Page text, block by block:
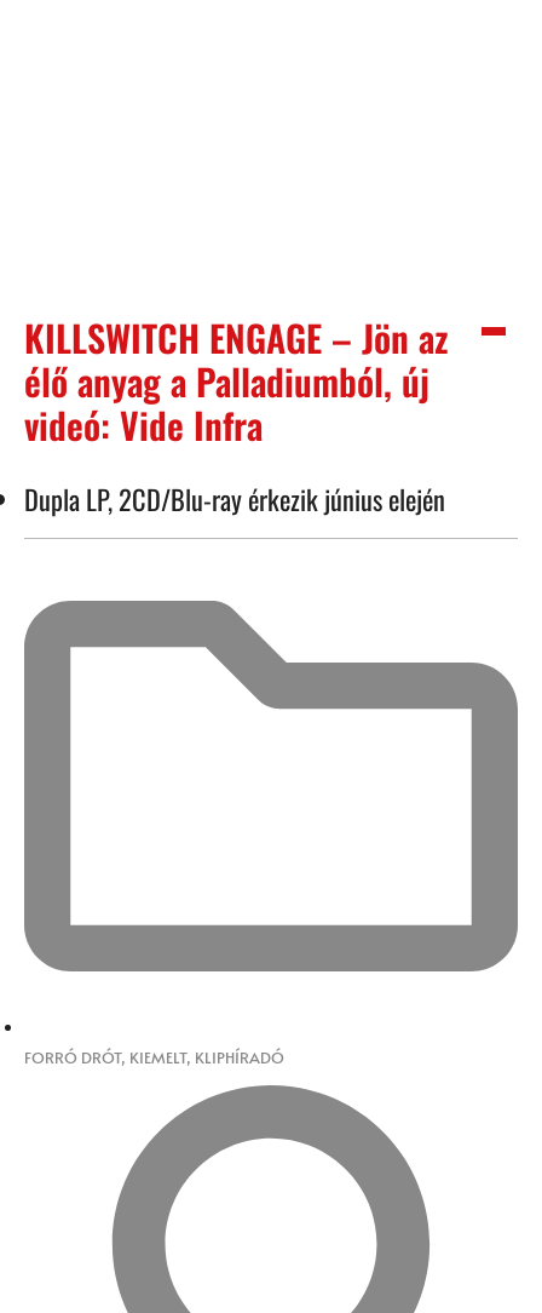
KILLSWITCH ENGAGE – Jön az
élő anyag a Palladiumból, új
videó: Vide Infra
Dupla LP, 2CD/Blu-ray érkezik június elején
FORRÓ DRÓT, KIEMELT, KLIPHÍRADÓ